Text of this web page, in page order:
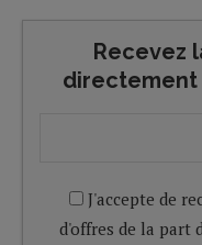
Recevez
directement
J'accepte de
d'offres de la part